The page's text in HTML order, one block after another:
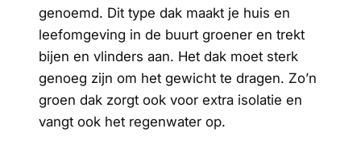
genoemd. Dit type dak maakt je huis en
leefomgeving in de buurt groener en trekt
bijen en vlinders aan. Het dak moet sterk
genoeg zijn om het gewicht te dragen. Zo’n
groen dak zorgt ook voor extra isolatie en
vangt ook het regenwater op.